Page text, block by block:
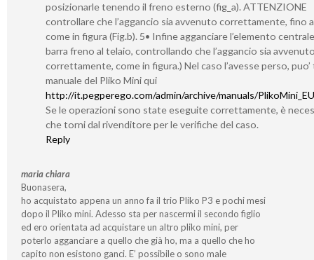
posizionarle tenendo il freno esterno (fig_a). ATTENZIONE
controllare che l’aggancio sia avvenuto correttamente, fino
come in figura (Fig.b). 5• Infine agganciare l’elemento
barra freno al telaio, controllando che l’aggancio sia
correttamente, come in figura.) Nel caso l’avesse perso,
manuale del Pliko Mini qui
http://it.pegperego.com/admin/archive/manuals/
Se le operazioni sono state eseguite correttamente, è
che torni dal rivenditore per le verifiche del caso.
Reply
maria chiara
Buonasera,
ho acquistato appena un anno fa il trio Pliko P3 e pochi mesi
dopo il Pliko mini. Adesso sta per nascermi il secondo figlio
ed ero orientata ad acquistare un altro pliko mini, per
poterlo agganciare a quello che già ho, ma a quello che ho
capito non esistono ganci. E’ possibile o sono male